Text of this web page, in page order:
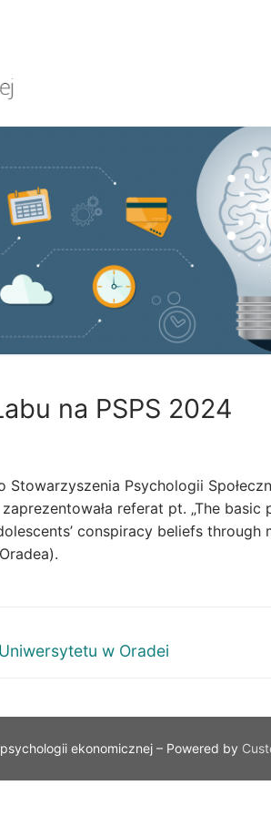
na PSPS 2024
Stowarzyszenia Psychologii
referat pt. „The basic
conspiracy beliefs
w Oradei
ekonomicznej – Powered by